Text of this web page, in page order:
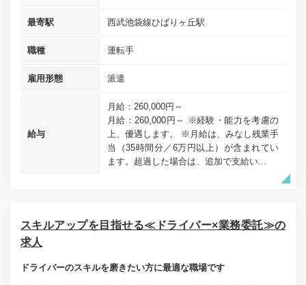
最寄駅 西武池袋線ひばりヶ丘駅
職種 運転手
雇用形態 派遣
給与
月給：260,000円～
月給：260,000円～ ※経験・能力を考慮の
上、優遇します。 ※月給は、みなし残業手
当（35時間分／6万円以上）が含まれてい
ます。超過した場合は、追加で支給い...
スキルアップを目指せる≪ドライバー×業務委託≫の
求人
ドライバーのスキルを磨きたい方に最適な職場です